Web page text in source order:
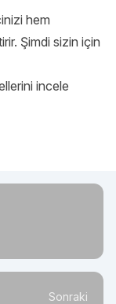
hem
Şimdi sizin için
incele
Sonraki